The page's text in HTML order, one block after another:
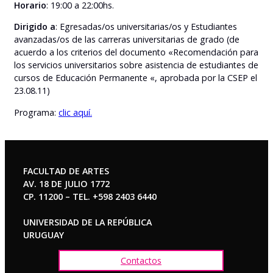
Horario: 19:00 a 22:00hs.
Dirigido a: Egresadas/os universitarias/os y Estudiantes
avanzadas/os de las carreras universitarias de grado (de
acuerdo a los criterios del documento «Recomendación para
los servicios universitarios sobre asistencia de estudiantes de
cursos de Educación Permanente «, aprobada por la CSEP el
23.08.11)
Programa: clic aquí.
FACULTAD DE ARTES
AV. 18 DE JULIO 1772
CP. 11200 – TEL. +598 2403 6440
UNIVERSIDAD DE LA REPÚBLICA
URUGUAY
Contactos